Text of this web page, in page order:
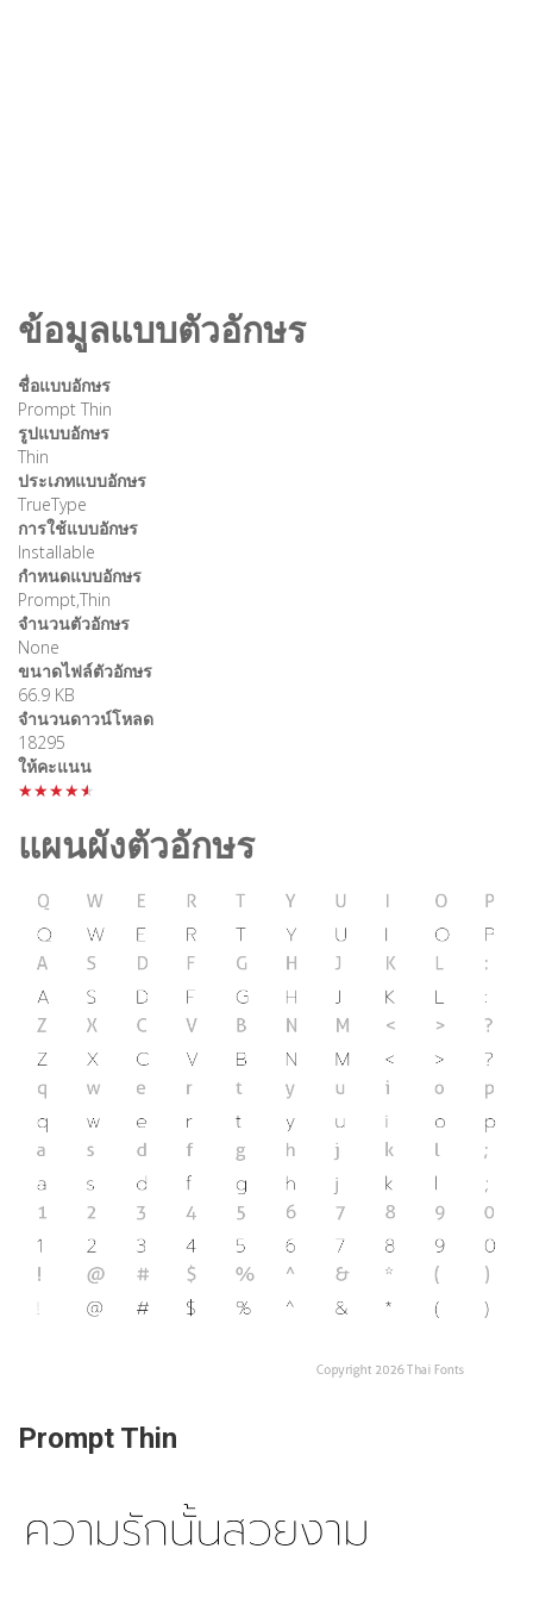
ข้อมูลแบบตัวอักษร
ชื่อแบบอักษร
Prompt Thin
รูปแบบอักษร
Thin
ประเภทแบบอักษร
TrueType
การใช้แบบอักษร
Installable
กำหนดแบบอักษร
Prompt,Thin
จำนวนตัวอักษร
None
ขนาดไฟล์ตัวอักษร
66.9 KB
จำนวนดาวน์โหลด
18295
ให้คะแนน
★★★★★
แผนผังตัวอักษร
Prompt Thin